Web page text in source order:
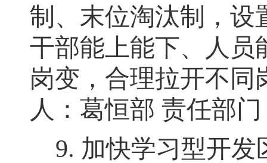
制、末位淘汰制，设
干部能上能下、人员
岗变 ， 合理拉开不同
人：葛恒部 责任部
9. 加快学习型开发